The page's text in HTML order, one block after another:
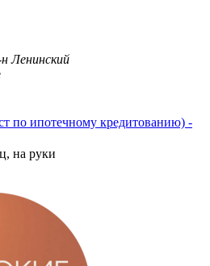
Ленинский
по ипотечному кредитованию) -
на руки